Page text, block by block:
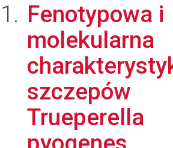
Fenotypowa i
molekularna
szczepów
Trueperella